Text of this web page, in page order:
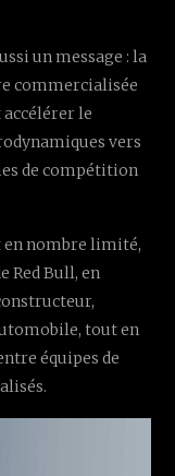
un message : la
commercialisée
le
vers
de compétition
en nombre limité,
Red Bull, en
tout en
équipes de